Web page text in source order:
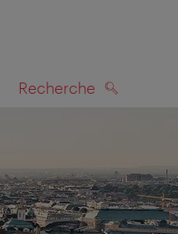
Recherche